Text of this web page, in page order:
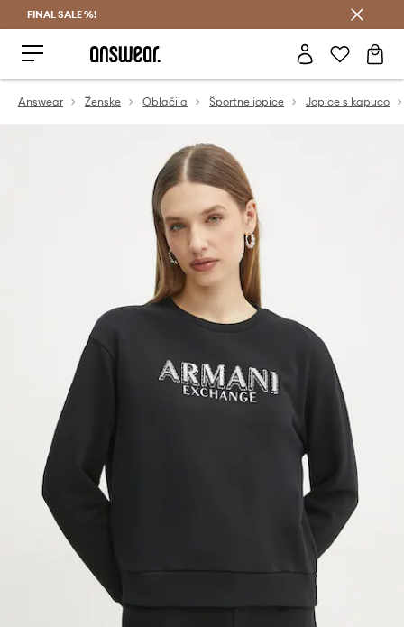
FINAL SALE %!
Answear Ženske Oblačila Športne jopice Jopice s kapuco